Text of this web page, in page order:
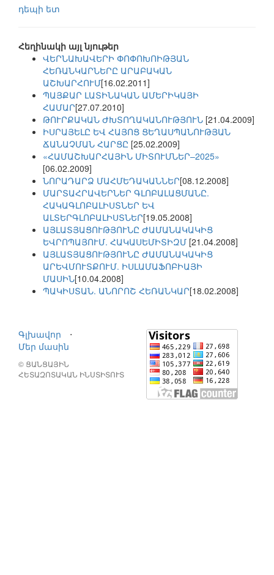
դեպի ետ
Հեղինակի այլ նյութեր
ՎԵՐՆԱԽԱՎԵՐԻ ՓՈՓՈԽՈԻԹՅԱՆ
ՀԵՌԱՆԿԱՐՆԵՐԸ ԱՐԱԲԱԿԱՆ
ԱՇԽԱՐՀՈՒՄ[16.02.2011]
ՊԱՅՔԱՐ ԼԱՏԻՆԱԿԱՆ ԱՄԵՐԻԿԱՅԻ
ՀԱՄԱՐ[27.07.2010]
ԹՈՒՐՔԱԿԱՆ ԺԽՏՈՂԱԿԱՆՈՒԹՅՈՒՆ [21.04.2009]
ԻՍՐԱՅԵԼԸ ԵՎ ՀԱՅՈՑ ՑԵՂԱՍՊԱՆՈՒԹՅԱՆ
ՃԱՆԱՉՄԱՆ ՀԱՐՑԸ [25.02.2009]
«ՀԱՄԱՇԽԱՐՀԱՅԻՆ ՄԻՏՈՒՄՆԵՐ–2025»
[06.02.2009]
ՆՈՐԱԴԱՐՁ ՄԱՀՄԵԴԱԿԱՆՆԵՐ[08.12.2008]
ՄԱՐՏԱՀՐԱՎԵՐՆԵՐ ԳԼՈԲԱԼԱՑՄԱՆԸ.
ՀԱԿԱԳԼՈԲԱԼԻՍՏՆԵՐ ԵՎ
ԱԼՏԵՐԳԼՈԲԱԼԻՍՏՆԵՐ[19.05.2008]
ԱՅԼԱՏՅԱՑՈՒԹՅՈՒՆԸ ԺԱՄԱՆԱԿԱԿԻՑ
ԵՎՐՈՊԱՅՈՒՄ. ՀԱԿԱՍԵՄԻՏԻԶՄ [21.04.2008]
ԱՅԼԱՏՅԱՑՈՒԹՅՈՒՆԸ ԺԱՄԱՆԱԿԱԿԻՑ
ԱՐԵՎՄՈՒՏՔՈՒՄ. ԻՍԼԱՄԱՖՈԲԻԱՅԻ
ՄԱՍԻՆ[10.04.2008]
ՊԱԿԻՍՏԱՆ. ԱՆՈՐՈՇ ՀԵՌԱՆԿԱՐ[18.02.2008]
Գլխավոր
⋅
Մեր մասին
© ՑԱՆՑԱՅԻՆ
ՀԵՏԱԶՈՏԱԿԱՆ ԻՆՍՏԻՏՈՒՏ